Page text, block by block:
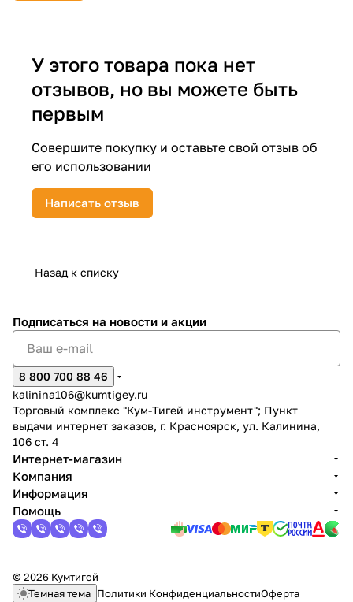
У этого товара пока нет
отзывов, но вы можете быть
первым
Совершите покупку и оставьте свой отзыв об
его использовании
Написать отзыв
Назад к списку
Подписаться на новости и акции
8 800 700 88 46
kalinina106@kumtigey.ru
Торговый комплекс "Кум-Тигей инструмент"; Пункт
выдачи интернет заказов, г. Красноярск, ул. Калинина,
106 ст. 4
Интернет-магазин
Компания
Информация
Помощь
© 2026 Кумтигей
Темная тема Политики КонфиденциальностиОферта
раз в 2 недели